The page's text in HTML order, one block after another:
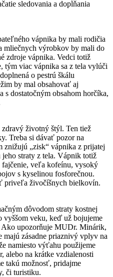
sledovania a dopĺňania
vápnika by mali rodičia
mliečnych výrobkov by mali do
zdroje vápnika. Vedci totiž
tým viac vápnika sa z tela vylúči
o pestrú škálu
by mal obsahovať aj
s dostatočným obsahom horčíka,
životný štýl. Ten tiež
Treba si dávať pozor na
znižujú „zisk“ vápnika z prijatej
straty z tela. Vápnik totiž
fajčenie, veľa kofeínu, vysoký
s kyselinou fosforečnou.
priveľa živočíšnych bielkovín.
dôvodom straty kostnej
vyššom veku, keď už bojujeme
Ako upozorňuje MUDr. Minárik,
zásadne priaznivý vplyv na
namiesto výťahu použijeme
alebo na krátke vzdialenosti
takú možnosť, pridajme
či turistiku.